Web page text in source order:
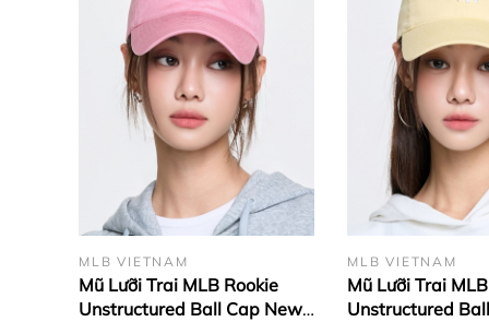
MLB VIETNAM
Mũ Lưỡi Trai MLB Rookie
Unstructured Ball Cap New
MLB VIETNAM
Mũ Lưỡi Trai
Unstructured